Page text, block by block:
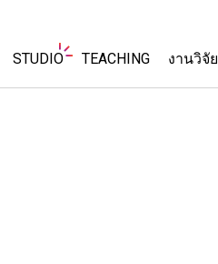
STUDIO TEACHING งานวิจัย